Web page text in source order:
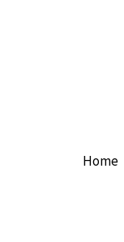
Home